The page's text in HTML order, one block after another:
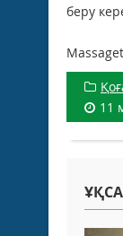
беру
11